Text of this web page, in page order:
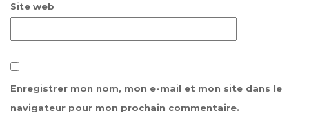
Site web
Enregistrer mon nom, mon e-mail et mon site dans le
navigateur pour mon prochain commentaire.